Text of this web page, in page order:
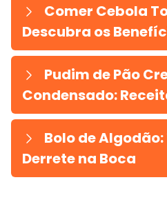
Comer Cebola
Descubra os
Pudim de Pão
Condensado:
Bolo de
Derrete na Boca